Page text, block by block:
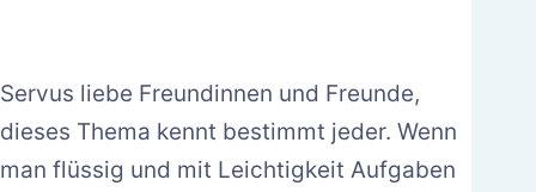
Servus liebe Freundinnen und Freunde,
dieses Thema kennt bestimmt jeder. Wenn
man flüssig und mit Leichtigkeit Aufgaben